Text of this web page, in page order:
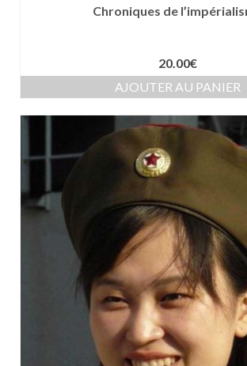
Chroniques de
20.00€
AJOUTER AU PANIER